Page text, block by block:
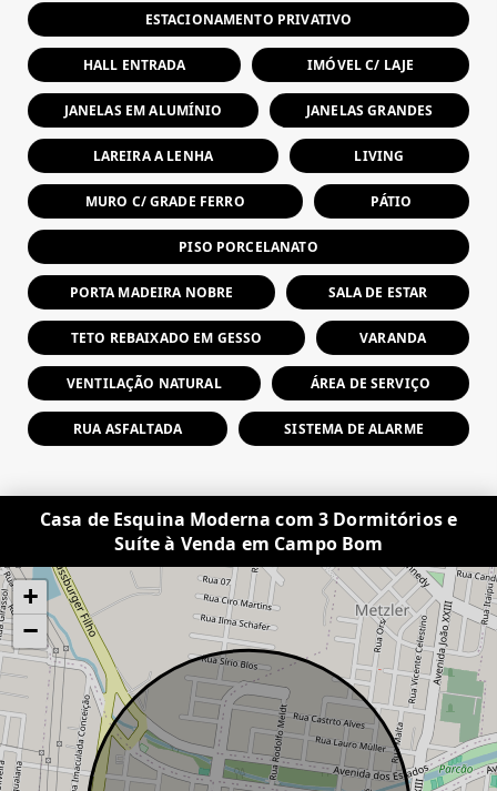
ESTACIONAMENTO PRIVATIVO
HALL ENTRADA IMÓVEL C/ LAJE
JANELAS EM ALUMÍNIO JANELAS GRANDES
LAREIRA A LENHA LIVING
MURO C/ GRADE FERRO PÁTIO
PISO PORCELANATO
PORTA MADEIRA NOBRE SALA DE ESTAR
TETO REBAIXADO EM GESSO VARANDA
VENTILAÇÃO NATURAL ÁREA DE SERVIÇO
RUA ASFALTADA SISTEMA DE ALARME
Casa de Esquina Moderna com 3 Dormitórios e
Suíte à Venda em Campo Bom
+
−